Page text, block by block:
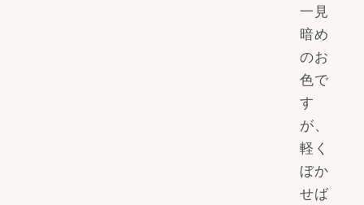
一見
暗め
のお
色で
す
が、
軽く
ぼか
せば